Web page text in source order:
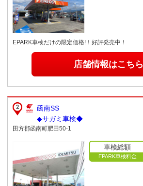
EPARK車検だけの限定価格!！好評発売中！
店舗情報はこちら
函南SS
◆サガミ車検◆
田方郡函南町肥田50-1
車検総額
EPARK車検料金